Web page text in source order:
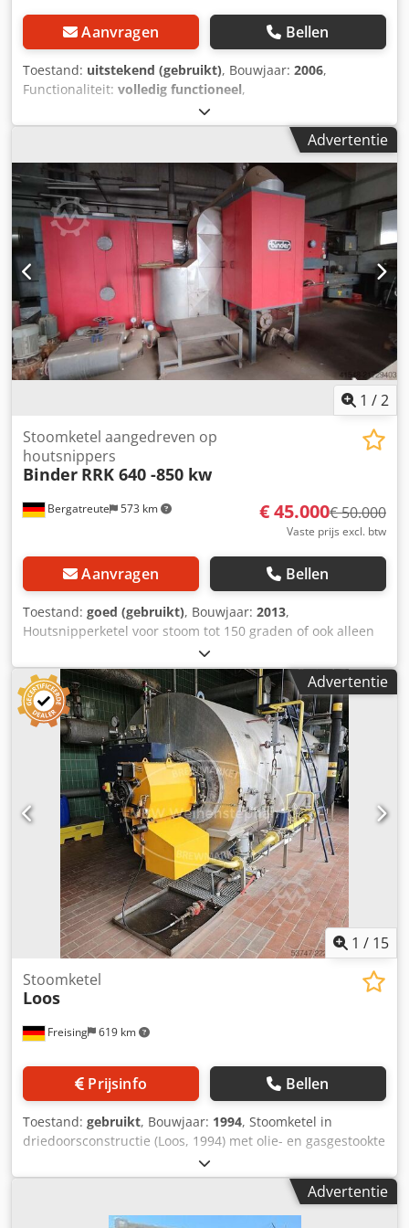
Aanvragen Bellen
Toestand: uitstekend (gebruikt), Bouwjaar: 2006,
Functionaliteit: volledig functioneel,
K3
°C, nominaal verwarmingsvermogen:26.200 kW (35.622,04
, LOOS (BOSCH) stoomketel 40 t/u in zeer goede staat
uit 2006. Twee SAACKE gasbranders. Stoomtemperatuur
192°C. Inclusief ketelwaterbehandeling. Dedpfey Iza Uox
Ah Isck
Advertentie
1 /2
Bergatreute 573 km
Stoomketel aangedreven op
houtsnippers
Binder RRK 640 -850 kw
€ 45.000€ 50.000
Vaste prijs excl. btw
Aanvragen Bellen
Toestand: goed (gebruikt), Bouwjaar: 2013,
Houtsnipperketel voor stoom tot 150 graden of ook alleen
voor water met hydraulische invoer maximale
warmteafgifte tot 850 kW geschikt voor droog materiaal
Dedpfx Ahjy Dfd Nj Ijck
Advertentie
1 / 15
Freising 619 km
Stoomketel
Loos
Prijsinfo Bellen
Toestand: gebruikt, Bouwjaar: 1994, Stoomketel in
driedoorsconstructie (Loos, 1994) met olie- en gasgestookte
verbranding voor de productie van 7000 kg/uur stoom. De
waterinhoud van de ketel is 90 hl. Overige componenten: -
Combinatiebrander (Saacke) voor verbranding met olie en
gas - Gasregelcircuit - Olieaanvoer met zuigpompeenheid
Advertentie